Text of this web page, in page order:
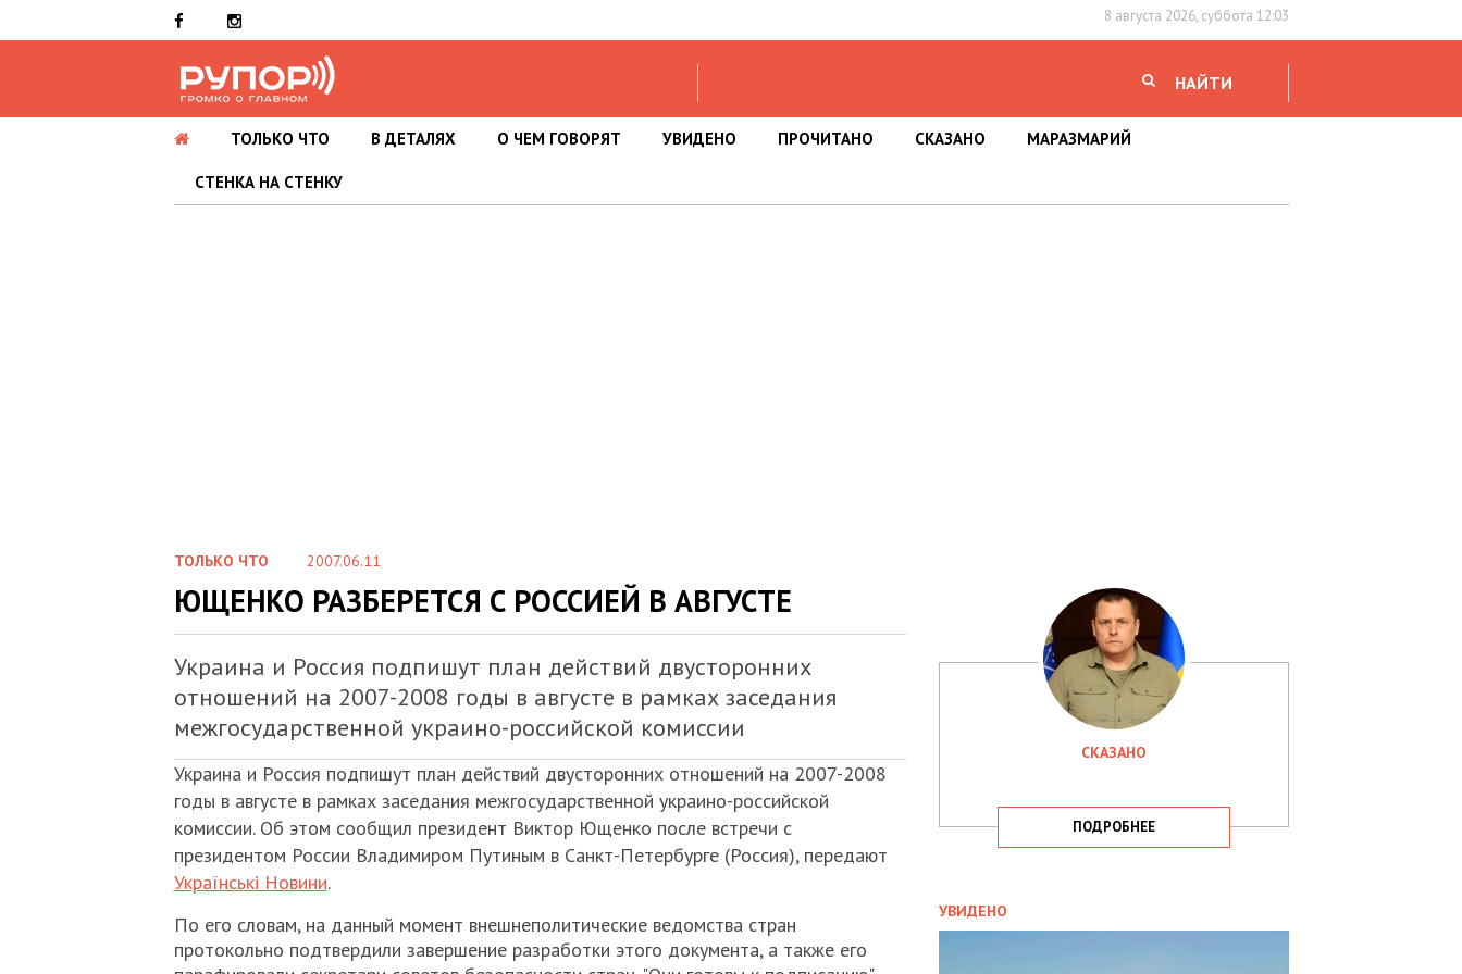
8 августа 2026, суббота 12:03
НАЙТИ
ТОЛЬКО ЧТО В ДЕТАЛЯХ О ЧЕМ ГОВОРЯТ УВИДЕНО ПРОЧИТАНО СКАЗАНО МАРАЗМАРИЙ
СТЕНКА НА СТЕНКУ
ТОЛЬКО ЧТО 2007.06.11
ЮЩЕНКО РАЗБЕРЕТСЯ С РОССИЕЙ В АВГУСТЕ
Украина и Россия подпишут план действий двусторонних
отношений на 2007-2008 годы в августе в рамках заседания
межгосударственной украино-российской комиссии
Украина и Россия подпишут план действий двусторонних отношений на 2007-2008
годы в августе в рамках заседания межгосударственной украино-российской
комиссии. Об этом сообщил президент Виктор Ющенко после встречи с
президентом России Владимиром Путиным в Санкт-Петербурге (Россия), передают
Українські Новини.
По его словам, на данный момент внешнеполитические ведомства стран
протокольно подтвердили завершение разработки этого документа, а также его
СКАЗАНО
ПОДРОБНЕЕ
УВИДЕНО
ЗАТРИМАЛА